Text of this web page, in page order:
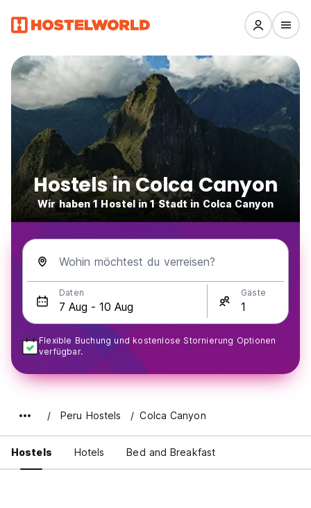
Hostels in Colca Canyon
Wir haben 1 Hostel in 1 Stadt in Colca Canyon
Wohin möchtest du verreisen?
Daten Gäste
Flexible Buchung und kostenlose Stornierung Optionen
verfügbar.
Peru Hostels Colca Canyon
Hostels Hotels Bed and Breakfast